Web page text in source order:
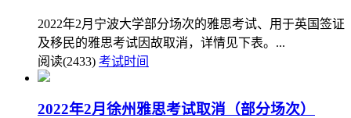
2022年2月宁波大学部分场次的雅思考试、用于英国签证
及移民的雅思考试因故取消，详情见下表。...
阅读(2433) 考试时间
2022年2月徐州雅思考试取消（部分场次）